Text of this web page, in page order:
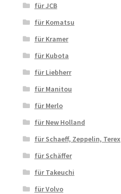
für JCB
für Komatsu
für Kramer
für Kubota
für Liebherr
für Manitou
für Merlo
für New Holland
für Schaeff, Zeppelin, Terex
für Schäffer
für Takeuchi
für Volvo